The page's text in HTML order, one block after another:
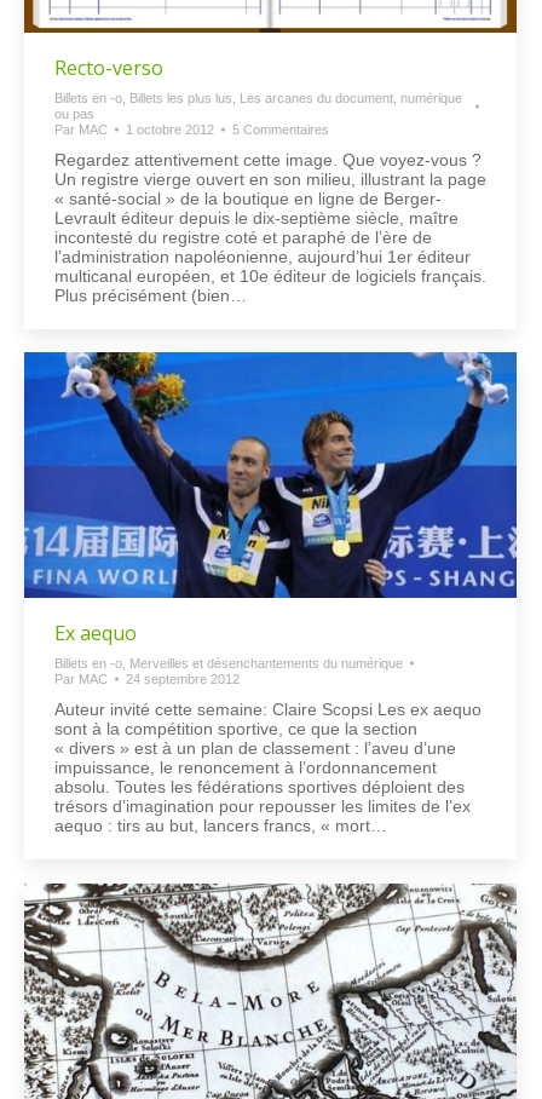
Recto-verso
Billets en -o Billets les plus lus
Les arcanes du document, numérique
ou pas
Par MAC 1 octobre 2012 5 Commentaires
Regardez attentivement cette image. Que voyez-vous ?
Un registre vierge ouvert en son milieu, illustrant la page
« santé-social » de la boutique en ligne de Berger-
Levrault éditeur depuis le dix-septième siècle, maître
incontesté du registre coté et paraphé de l’ère de
l’administration napoléonienne, aujourd’hui 1er éditeur
multicanal européen, et 10e éditeur de logiciels français.
Plus précisément (bien…
Ex aequo
Billets en -o Merveilles et désenchantements du numérique
Par MAC 24 septembre 2012
Auteur invité cette semaine: Claire Scopsi Les ex aequo
sont à la compétition sportive, ce que la section
« divers » est à un plan de classement : l’aveu d’une
impuissance, le renoncement à l’ordonnancement
absolu. Toutes les fédérations sportives déploient des
trésors d’imagination pour repousser les limites de l’ex
aequo : tirs au but, lancers francs, « mort…